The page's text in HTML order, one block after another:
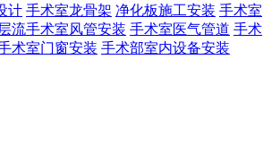
计 手术室龙骨架 净化板施工安装 手术室
层流手术室风管安装 手术室医气管道 手术
术室门窗安装 手术部室内设备安装